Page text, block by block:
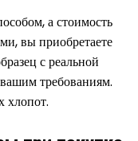
а стоимость
вы приобретаете
с реальной
требованиям.
хлопот.